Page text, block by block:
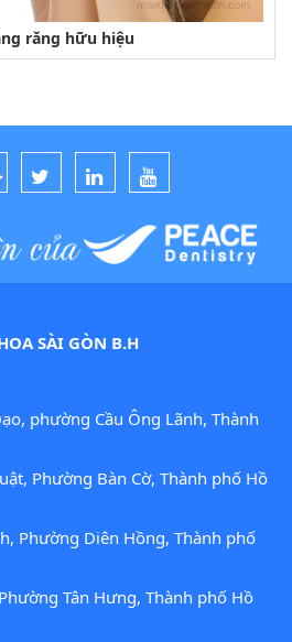
răng hữu hiệu
SÀI GÒN B.H
phường Cầu Ông Lãnh, Thành
Phường Bàn Cờ, Thành phố Hồ
Phường Diên Hồng, Thành phố
Tân Hưng, Thành phố Hồ